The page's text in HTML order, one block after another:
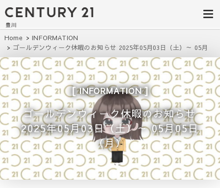
豊田市の中古
住宅・土地・
リノベ物件探
し｜センチュ
リー21豊川
建て・土地探しはセンチュリー21豊
川へ。豊田市内の最新物件情報を随
時更新中！駅近、建築条件無し、ペ
ット可、学区別など、お客様のこだ
わり条件に合わせて理想の物件を簡
単検索。
Home
INFORMATION
ゴールデンウィーク休暇のお知らせ 2025年05月03日（土）～ 05月
05日（月）
INFORMATION
ゴールデンウィーク休暇のお知らせ
2025年05月03日（土）～ 05月05日
（月）